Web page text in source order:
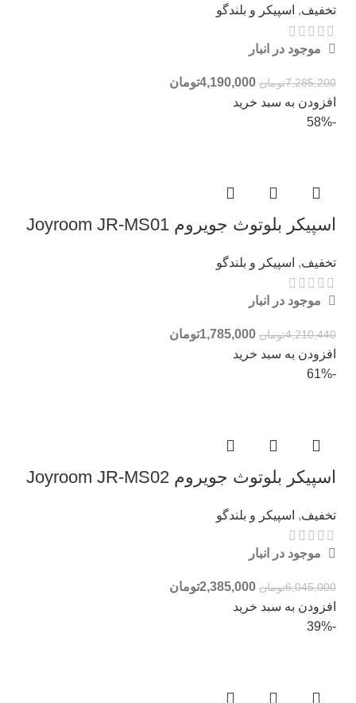
تخفیف, اسپیکر و بلندگو
موجود در انبار
7,285,200تومان 4,190,000تومان
افزودن به سبد خرید
-58%
اسپیکر بلوتوث جویروم Joyroom JR-MS01
تخفیف, اسپیکر و بلندگو
موجود در انبار
4,210,440تومان 1,785,000تومان
افزودن به سبد خرید
-61%
اسپیکر بلوتوث جویروم Joyroom JR-MS02
تخفیف, اسپیکر و بلندگو
موجود در انبار
6,045,000تومان 2,385,000تومان
افزودن به سبد خرید
-39%